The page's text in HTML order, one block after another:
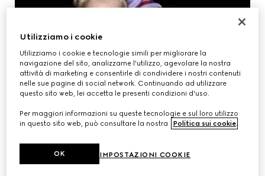
Utilizziamo i cookie
Utilizziamo i cookie e tecnologie simili per migliorare la
navigazione del sito, analizzarne l'utilizzo, agevolare la nostra
attività di marketing e consentirle di condividere i nostri contenuti
nelle sue pagine di social network. Continuando ad utilizzare
questo sito web, lei accetta le presenti condizioni d'uso.
Per maggiori informazioni su queste tecnologie e sul loro utilizzo
in questo sito web, può consultare la nostra
Politica sui cookie.
IMPOSTAZIONI COOKIE
OK